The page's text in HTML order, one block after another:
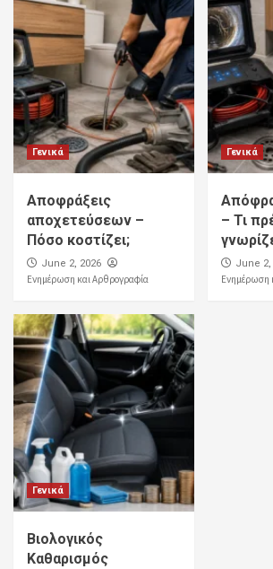
Γενικά
Αποφράξεις
αποχετεύσεων –
Πόσο κοστίζει;
June 2, 2026
Ενημέρωση και Αρθρογραφία
Γενικά
– Τι
June 2,
Ενημέρωση
Γενικά
Βιολογικός
Καθαρισμός